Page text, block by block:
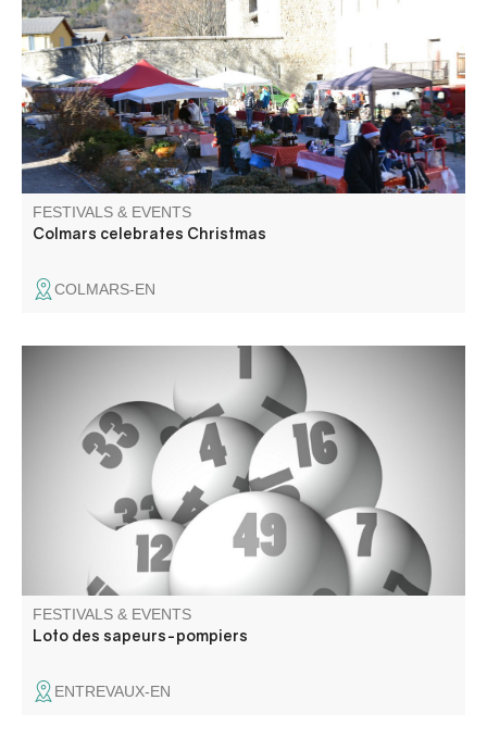
Santa Claus parade and candy distribution, raffle, turkey
weighing and mulled wine. Friendly atmosphere around a
fire and hot chestnuts! Entertainment by local
associations.
FESTIVALS & EVENTS
Colmars celebrates Christmas
COLMARS-EN
Come and take part in our traditional fire department
bingo, with lots of prizes to be won!
FESTIVALS & EVENTS
Loto des sapeurs-pompiers
ENTREVAUX-EN